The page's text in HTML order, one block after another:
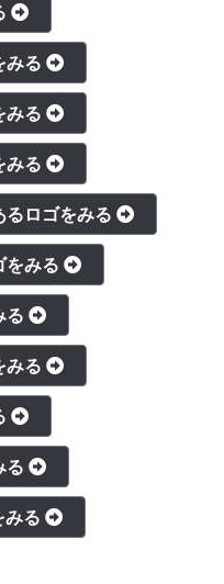
みる
みる
みる
るロゴをみる
をみる
る
みる
る
みる